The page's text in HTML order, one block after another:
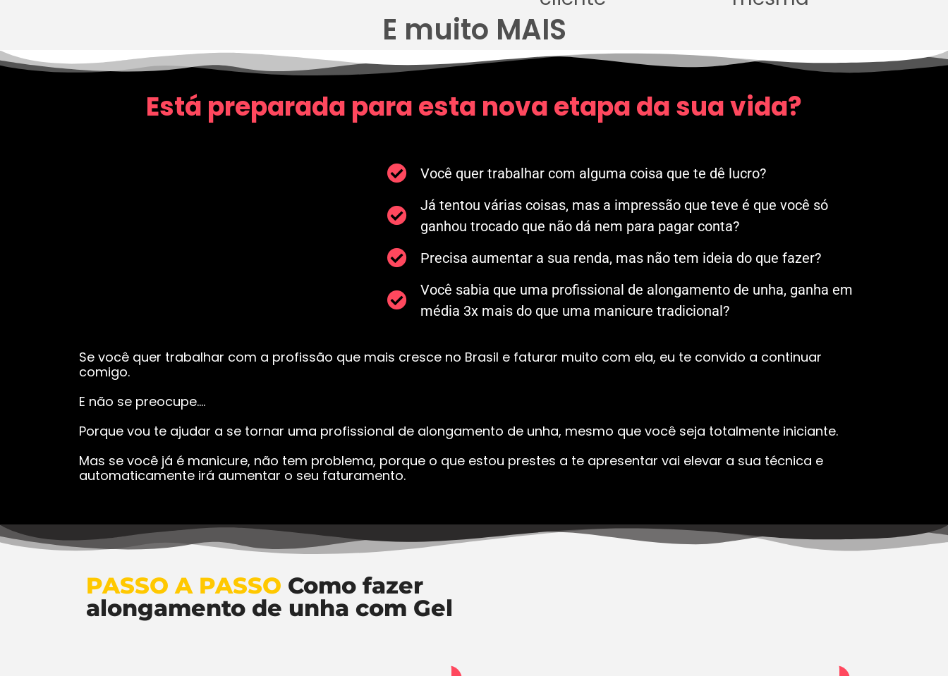
E muito MAIS
Está preparada para esta nova etapa da sua vida?
Você quer trabalhar com alguma coisa que te dê lucro?
Já tentou várias coisas, mas a impressão que teve é que você só
ganhou trocado que não dá nem para pagar conta?
Precisa aumentar a sua renda, mas não tem ideia do que fazer?
Você sabia que uma profissional de alongamento de unha, ganha em
média 3x mais do que uma manicure tradicional?
Se você quer trabalhar com a profissão que mais cresce no Brasil e faturar muito com ela, eu te convido a continuar
comigo.
E não se preocupe….
Porque vou te ajudar a se tornar uma profissional de alongamento de unha, mesmo que você seja totalmente iniciante.
Mas se você já é manicure, não tem problema, porque o que estou prestes a te apresentar vai elevar a sua técnica e
automaticamente irá aumentar o seu faturamento.
PASSO A PASSO Como fazer
alongamento de unha com Gel